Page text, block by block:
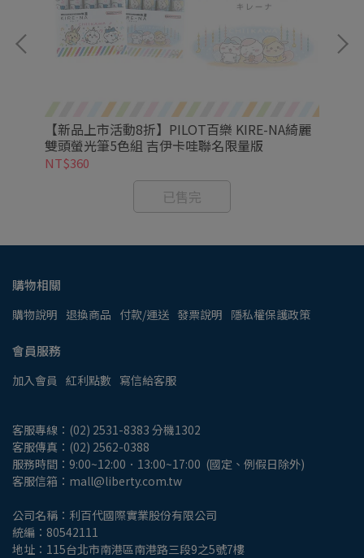
【新品上市活動8折】PILOT百樂 KIRE-NA綺麗
雙頭螢光筆5色組 吉伊卡哇聯名限量版
NT$360
已售完
購物相關
購物說明 退換商品 付款/運送 發票說明 隱私權保護政策
會員服務
加入會員 紅利點數 寫信給客服
客服專線：(02) 2531-8383 分機1302
客服傳真：(02) 2562-0388
服務時間：9:00~12:00．13:00~17:00  (國定、例假日除外)
客服信箱：mall@liberty.com.tw
公司名稱：利百代國際實業股份有限公司
統編：80542111
地址：115台北市南港區南港路三段9之5號7樓